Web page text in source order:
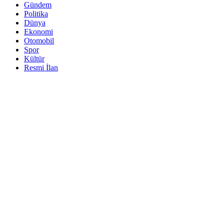
Gündem
Politika
Dünya
Ekonomi
Otomobil
Spor
Kültür
Resmi İlan